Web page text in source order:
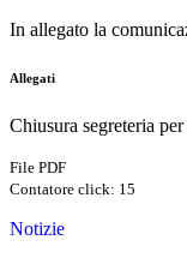
In allegato la
Allegati
Chiusura segreteria
File PDF
Contatore click: 15
Notizie